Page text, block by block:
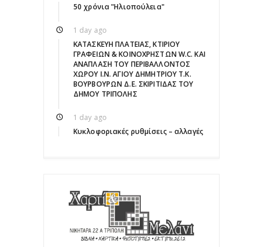
50 χρόνια "Ηλιοπούλεια"
1 day ago
ΚΑΤΑΣΚΕΥΗ ΠΛΑΤΕΙΑΣ, ΚΤΙΡΙΟΥ
ΓΡΑΦΕΙΩΝ & ΚΟΙΝΟΧΡΗΣΤΩΝ W.C. ΚΑΙ
ΑΝΑΠΛΑΣΗ ΤΟΥ ΠΕΡΙΒΑΛΛΟΝΤΟΣ
ΧΩΡΟΥ Ι.Ν. ΑΓΙΟΥ ΔΗΜΗΤΡΙΟΥ Τ.Κ.
ΒΟΥΡΒΟΥΡΩΝ Δ.Ε. ΣΚΙΡΙΤΙΔΑΣ ΤΟΥ
ΔΗΜΟΥ ΤΡΙΠΟΛΗΣ
1 day ago
Κυκλοφοριακές ρυθμίσεις – αλλαγές